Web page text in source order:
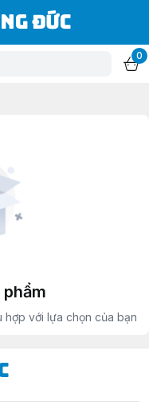
Đức
0
hợp với lựa chọn của bạn